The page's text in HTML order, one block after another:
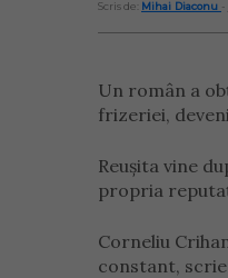
Scris de: Mihai Diaconu -
Un român a
frizeriei,
Reușita vine
propria
Corneliu
constant, scrie